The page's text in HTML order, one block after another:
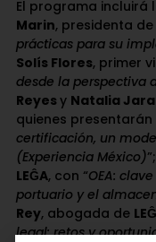
El programa incluirá
Marin, presidenta de
prácticas para su
Solís Flores, primer
desde la perspectiva
Reyes y Natalia
quienes presentarán
certificación, un
(Experiencia México)”;
LEĜA, con “OEA:
portuario y el
Rey, abogada de
legal: retos y